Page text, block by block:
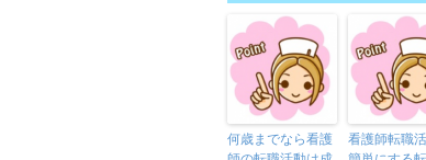
何歳までなら看護
看護師転職